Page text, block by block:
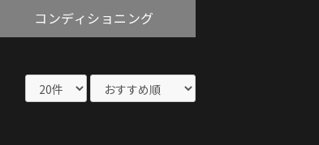
コンディショニング